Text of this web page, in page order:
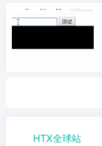
HTX全球站